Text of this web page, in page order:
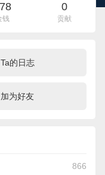
钱
0
贡献
Ta的日志
加为好友
866